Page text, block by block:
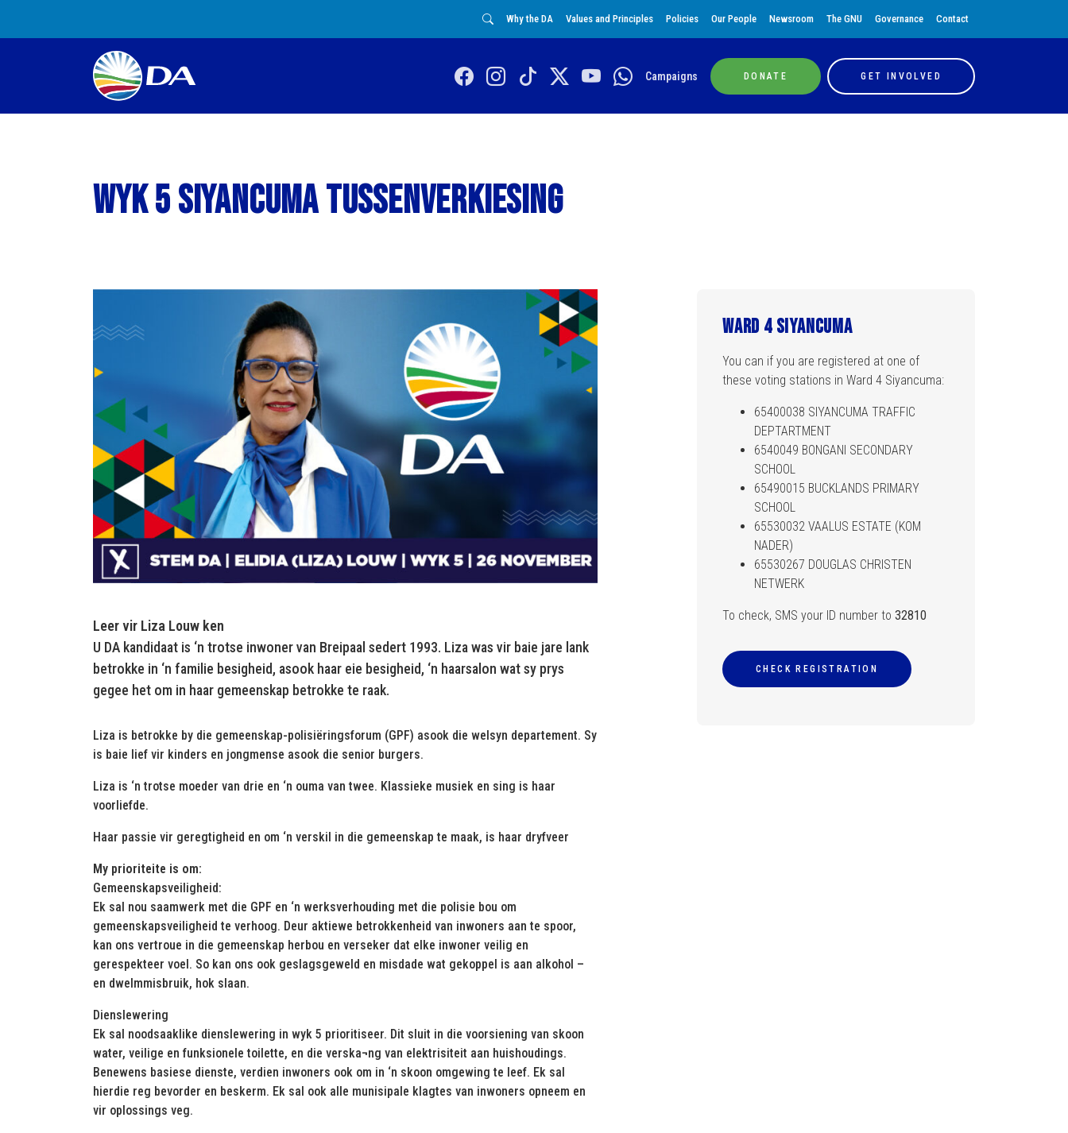
Why the DA Values and Principles Policies Our People Newsroom The GNU Governance Contact
Campaigns DONATE GET INVOLVED
Wyk 5 Siyancuma tussenverkiesing
Leer vir Liza Louw ken
U DA kandidaat is ‘n trotse inwoner van Breipaal sedert 1993. Liza was vir baie jare lank
betrokke in ‘n familie besigheid, asook haar eie besigheid, ‘n haarsalon wat sy prys
gegee het om in haar gemeenskap betrokke te raak.
Liza is betrokke by die gemeenskap-polisiëringsforum (GPF) asook die welsyn departement. Sy
is baie lief vir kinders en jongmense asook die senior burgers.
Liza is ‘n trotse moeder van drie en ‘n ouma van twee. Klassieke musiek en sing is haar
voorliefde.
Haar passie vir geregtigheid en om ‘n verskil in die gemeenskap te maak, is haar dryfveer
My prioriteite is om:
Gemeenskapsveiligheid:
Ek sal nou saamwerk met die GPF en ‘n werksverhouding met die polisie bou om
gemeenskapsveiligheid te verhoog. Deur aktiewe betrokkenheid van inwoners aan te spoor,
kan ons vertroue in die gemeenskap herbou en verseker dat elke inwoner veilig en
gerespekteer voel. So kan ons ook geslagsgeweld en misdade wat gekoppel is aan alkohol –
en dwelmmisbruik, hok slaan.
Dienslewering
Ek sal noodsaaklike dienslewering in wyk 5 prioritiseer. Dit sluit in die voorsiening van skoon
water, veilige en funksionele toilette, en die verska¬ng van elektrisiteit aan huishoudings.
Benewens basiese dienste, verdien inwoners ook om in ‘n skoon omgewing te leef. Ek sal
hierdie reg bevorder en beskerm. Ek sal ook alle munisipale klagtes van inwoners opneem en
vir oplossings veg.
Ward 4 Siyancuma
You can if you are registered at one of
these voting stations in Ward 4 Siyancuma:
65400038 SIYANCUMA TRAFFIC
DEPTARTMENT
6540049 BONGANI SECONDARY
SCHOOL
65490015 BUCKLANDS PRIMARY
SCHOOL
65530032 VAALUS ESTATE (KOM
NADER)
65530267 DOUGLAS CHRISTEN
NETWERK
To check, SMS your ID number to 32810
CHECK REGISTRATION